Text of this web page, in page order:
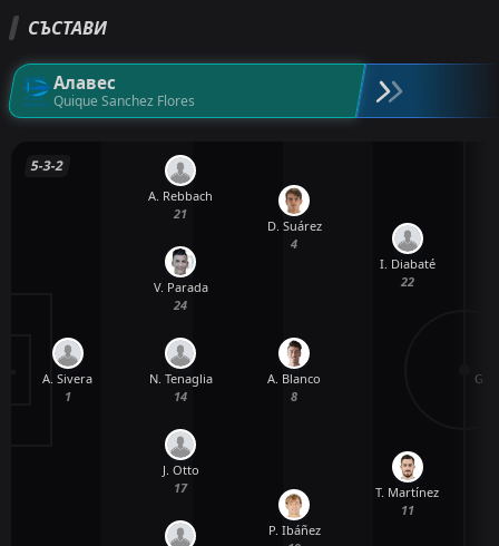
СЪСТАВИ
Алавес
Quique Sanchez Flores
5-3-2
A. Sivera
1
J. Otto
17
N. Tenaglia
14
V. Parada
24
A. Rebbach
21
P. Ibáñez
A. Blanco
8
D. Suárez
4
T. Martínez
11
I. Diabaté
22
G.